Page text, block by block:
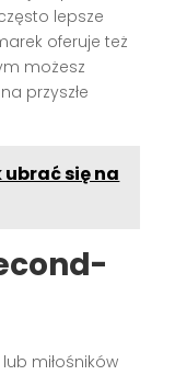
lepsze
oferuje też
możesz
przyszłe
się na
miłośników